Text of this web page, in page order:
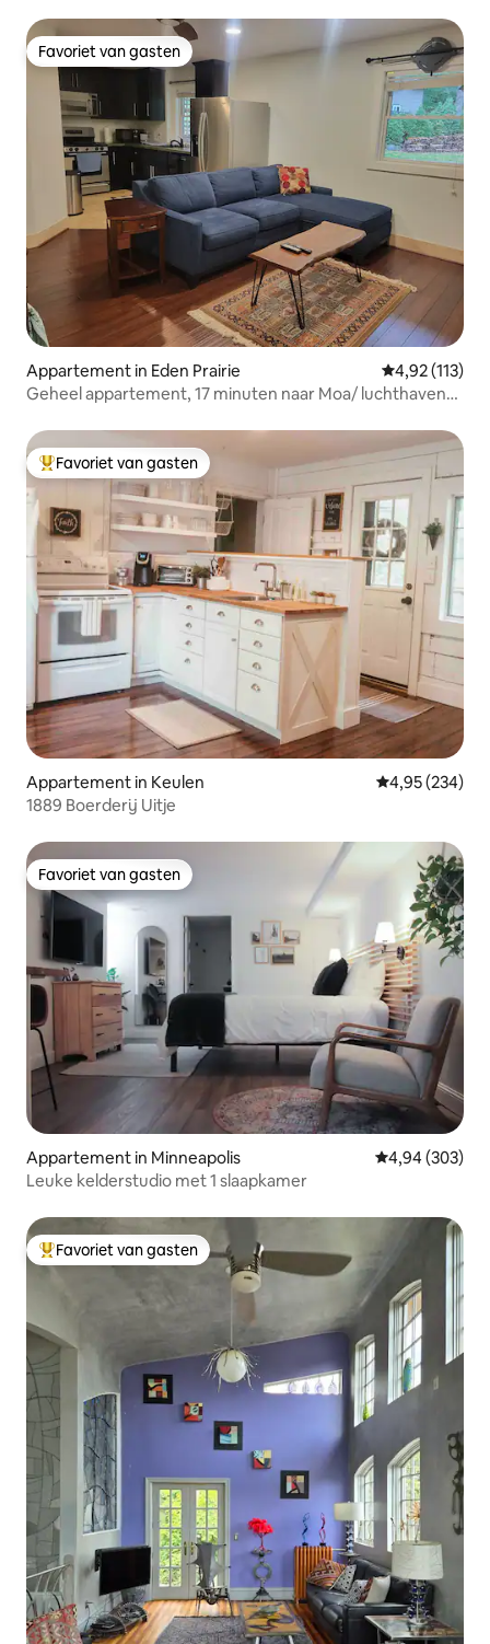
Favoriet van gasten
Favoriet van gasten
Appartement in Eden Prairie Gemiddelde
4,92 (113)
Geheel appartement, 17 minuten naar Moa/ luchthaven/
Topfavoriet van gasten
Favoriet van gasten
Appartement in Keulen Gemiddelde
4,95 (234)
1889 Boerderij Uitje
Favoriet van gasten
Favoriet van gasten
Appartement in Minneapolis Gemiddelde
4,94 (303)
Leuke kelderstudio met 1 slaapkamer
Topfavoriet van gasten
Favoriet van gasten